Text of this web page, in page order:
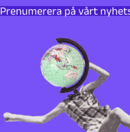
Prenumerera på vårt